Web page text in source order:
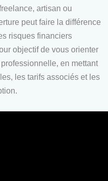
artisan ou
peut faire la différence
risques financiers
objectif de vous orienter
en mettant
les tarifs associés et les